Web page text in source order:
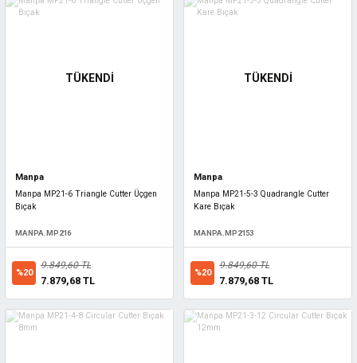
TÜKENDİ
Manpa
Manpa MP21-6 Triangle Cutter Üçgen
Bıçak
MANPA.MP216
%20
9.849,60 TL
7.879,68 TL
TÜKENDİ
Manpa
Manpa MP21-5-3 Quadrangle Cutter
Kare Bıçak
MANPA.MP2153
%20
9.849,60 TL
7.879,68 TL